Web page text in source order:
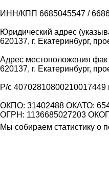
ИНН/КПП 6685045547 /
Юридический адрес
620137, г. Екатеринбург,
Адрес местоположения
620137, г. Екатеринбург,
Р/с
ОКПО: 31402488 ОКАТО:
ОГРН: 1136685027203
Мы собираем статистику о